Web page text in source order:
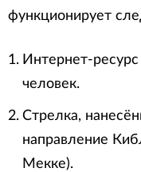
функционирует
Интернет-
человек.
Стрелка,
направление
Мекке).